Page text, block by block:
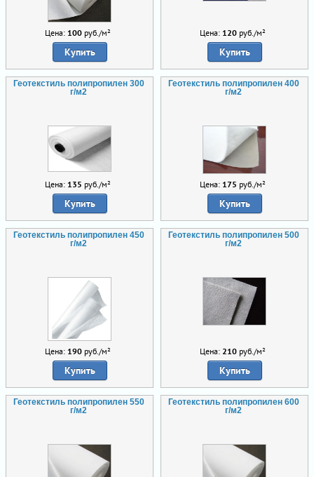
Цена: 100 руб./м²
Купить
Цена: 120 руб./м²
Купить
Геотекстиль полипропилен 300
г/м2
Цена: 135 руб./м²
Купить
Геотекстиль полипропилен 400
г/м2
Цена: 175 руб./м²
Купить
Геотекстиль полипропилен 450
г/м2
Цена: 190 руб./м²
Купить
Геотекстиль полипропилен 500
г/м2
Цена: 210 руб./м²
Купить
Геотекстиль полипропилен 550
г/м2
Геотекстиль полипропилен 600
г/м2